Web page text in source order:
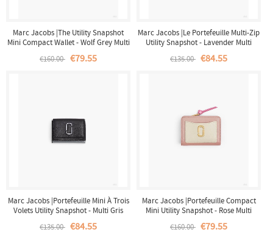
Marc Jacobs |The Utility Snapshot
Mini Compact Wallet - Wolf Grey Multi
€160.00 €79.55
Marc Jacobs |Le Portefeuille Multi-Zip
Utility Snapshot - Lavender Multi
€135.00 €84.55
Marc Jacobs |Portefeuille Mini À Trois
Volets Utility Snapshot - Multi Gris
€135.00 €84.55
Marc Jacobs |Portefeuille Compact
Mini Utility Snapshot - Rose Multi
€160.00 €79.55